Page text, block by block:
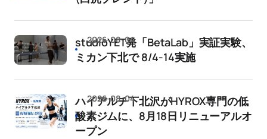
studioYET発「BetaLab」実証実験、
ミカン下北で 8/4-14実施
2026-08-04
ハイアルチ下北沢がHYROX専門の低
酸素ジムに、8月18日リニューアルオ
ープン
2026-08-04